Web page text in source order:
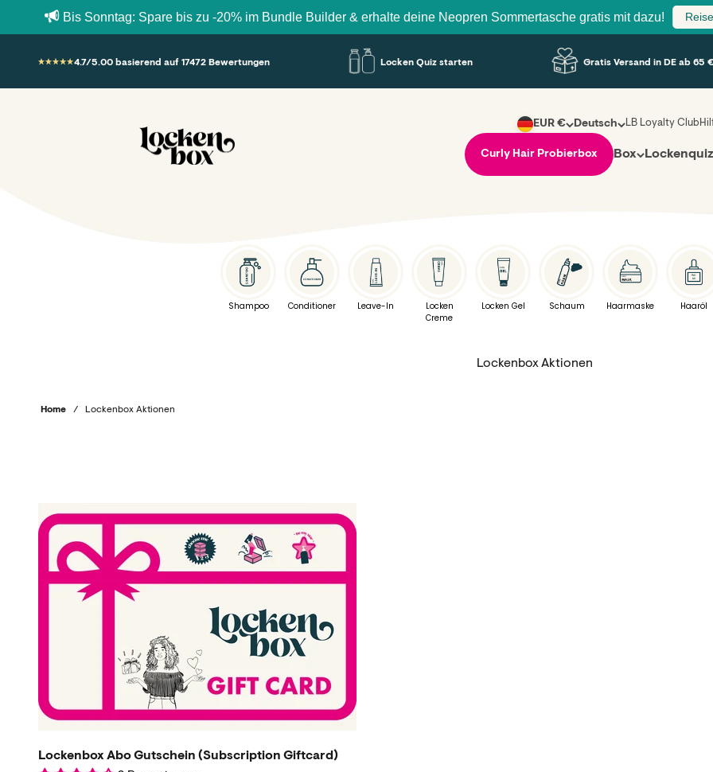
Bis Sonntag: Spare bis zu -20% im Bundle Builder & erhalte deine Neopren Sommertasche gratis mit dazu! Reisetasche
4.7/5.00 basierend auf 17472 Bewertungen Locken Quiz starten Gratis Versand in DE ab 65
Lockenbox.com
EUR € Deutsch LB Loyalty Club
Curly Hair Probierbox Box Lockenquiz
Shampoo Conditioner Leave-In
Locken
Creme
Locken Gel Schaum Haarmaske Haaröl
Home / Lockenbox Aktionen
Lockenbox Abo Gutschein (Subscription Giftcard)